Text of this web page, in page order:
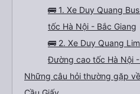
🚌 1. Xe Duy Quang
tốc Hà Nội - Bắc Giang
🚌 2. Xe Duy Quang
Đường cao tốc Hà Nội -
Những câu hỏi thường gặp